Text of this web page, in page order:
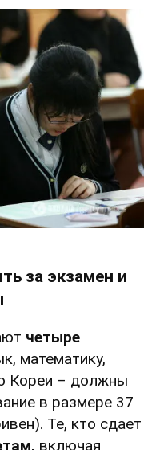
за экзамен и
четыре
математику,
Кореи – должны
в размере 37
Те, кто сдает
включая